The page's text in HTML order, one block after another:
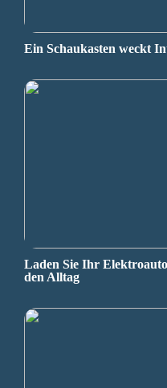
Ein Schaukasten weckt
Laden Sie Ihr
den Alltag